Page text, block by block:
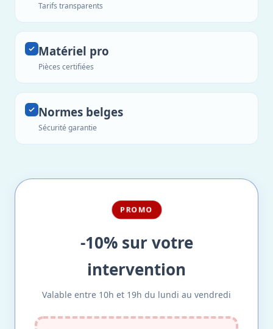
Tarifs transparents
Matériel pro
Pièces certifiées
Normes belges
Sécurité garantie
PROMO
-10% sur votre
intervention
Valable entre 10h et 19h du lundi au vendredi